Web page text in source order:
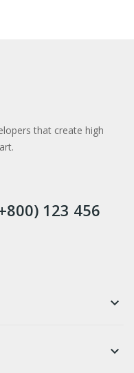
that create high
123 456
keyboard_arrow_down
keyboard_arrow_down